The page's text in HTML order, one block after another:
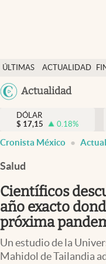
ÚLTIMAS
NOTICIAS
ACTUALIDAD
Actualidad
Actualidad
Finanzas y economía
Dólar y mercados
Pc y celular
Vida y estilo
Tv
DÓLAR
$ 17,15 0.18%
Cronista México
Salud
Científicos
año exacto
próxima
Un estudio de la
Mahidol de Tailandia